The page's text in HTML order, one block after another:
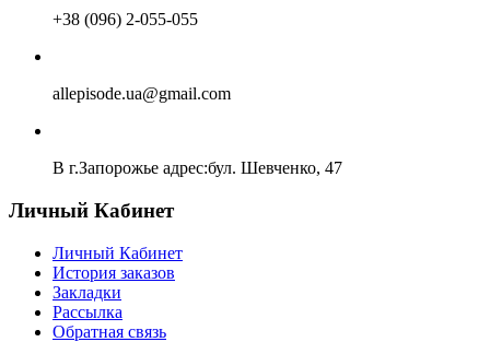
+38 (096) 2-055-055
allepisode.ua@gmail.com
В г.Запорожье адрес:бул. Шевченко, 47
Личный Кабинет
Личный Кабинет
История заказов
Закладки
Рассылка
Обратная связь